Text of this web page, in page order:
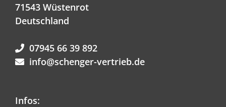
71543 Wüstenrot
Deutschland
07945 66 39 892
info@schenger-vertrieb.de
Infos: